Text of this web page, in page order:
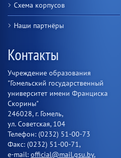
Схема корпусов
Наши партнёры
Контакты
Учреждение образования
"Гомельский государственный
университет имени Франциска
Скорины"
246028, г. Гомель,
ул. Советская, 104
Телефон: (0232) 51-00-73
Факс: (0232) 51-00-71,
e-mail: official@mail.gsu.by,